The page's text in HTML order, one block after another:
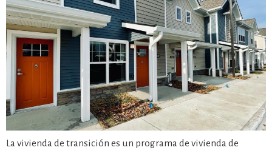
La vivienda de transición es un programa de vivienda de